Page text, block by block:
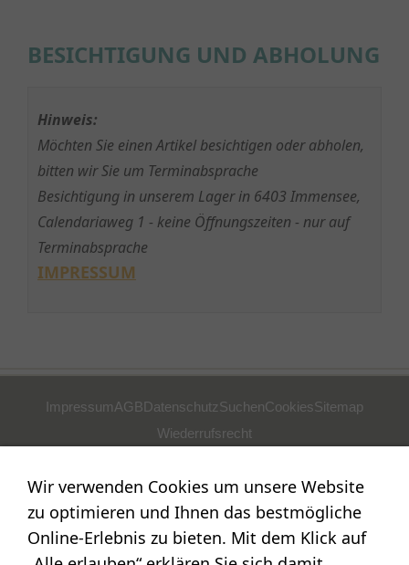
BESICHTIGUNG UND ABHOLUNG
Hinweis:
Möchten Sie einen Artikel besichtigen oder abholen,
bitten wir Sie um Terminabsprache
Besichtigung in unserem Lager in 6403 Immensee,
Calendariaweg 1 - keine Öffnungszeiten - nur auf
Terminabsprache
IMPRESSUM
ImpressumAGBDatenschutzSuchenCookiesSitemap
Wiederrufsrecht
Nostalgie- & Geschenk Shop
Maja Schmid
Luzernerstr. 14
Wir verwenden Cookies um unsere Website
zu optimieren und Ihnen das bestmögliche
Online-Erlebnis zu bieten. Mit dem Klick auf